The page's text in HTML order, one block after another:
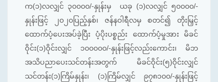
က(၁)လလျှင် ၃၀၀၀၀/-နှုန်းမှ ယခု (၁)လလျှင် ၅၀၀၀၀/-
နှုန်းဖြင့် ၂၀၂၀ပြည့်နှစ်၊ ဇန်နဝါရီလမှ စတင်၍ တိုးမြှင့်
ထောက်ပံ့ပေးအပ်ခဲ့ပြီး ပံ့ပိုးပစ္စည်း ထောက်ပံ့မှုအား မိခင်
ဝိုင်း(၁)ဝိုင်းလျှင် ၁၀၀၀၀၀/-နှုန်းဖြင့်လည်းကောင်း၊ မိဘ
အသိပညာပေးသင်တန်းအတွက် မိခင်ဝိုင်း(၅)ဝိုင်းလျှင်
သင်တန်း(၁)ကြိမ်နှုန်း၊ (၁)ကြိမ်လျှင် ၉၇၈၁၀၀/-နှုန်းဖြင့်